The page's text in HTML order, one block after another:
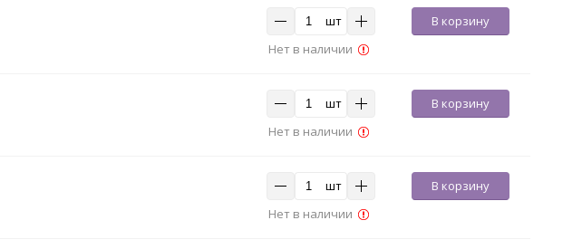
шт
В корзину
Нет в наличии
шт
В корзину
Нет в наличии
шт
В корзину
Нет в наличии